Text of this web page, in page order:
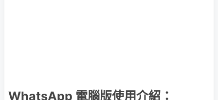
WhatsApp 電腦版使用介紹：